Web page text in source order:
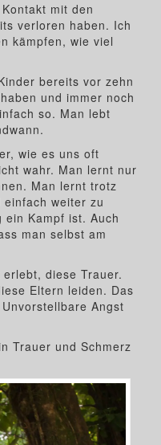
mit den
verloren haben. Ich
kämpfen, wie viel
bereits vor zehn
und immer noch
so. Man lebt
wie es uns oft
wahr. Man lernt nur
Man lernt trotz
weiter zu
ein Kampf ist. Auch
man selbst am
diese Trauer.
Eltern leiden. Das
Angst
Trauer und Schmerz